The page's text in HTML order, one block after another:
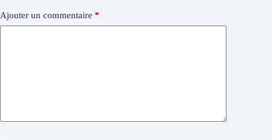
Ajouter un commentaire *